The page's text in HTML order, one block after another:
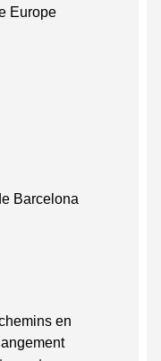
Europe
Barcelona
en